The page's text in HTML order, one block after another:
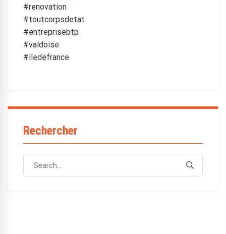
#renovation
#toutcorpsdetat
#entreprisebtp
#valdoise
#iledefrance
Rechercher
Search
for: